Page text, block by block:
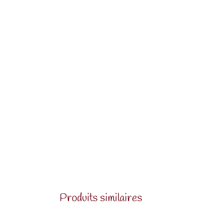
Produits similaires